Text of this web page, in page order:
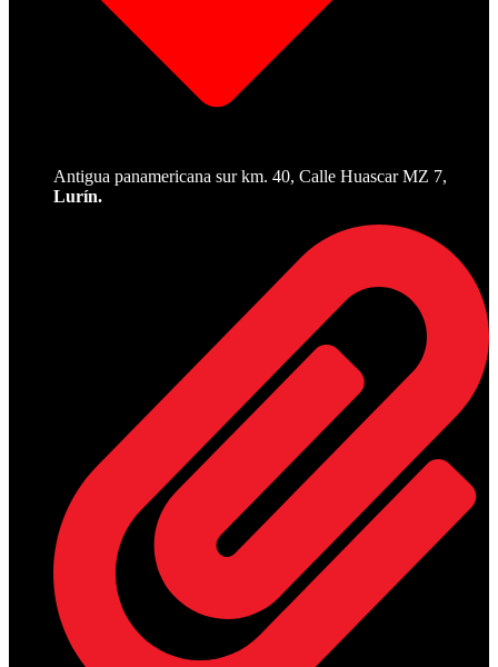
Antigua panamericana sur km. 40, Calle Huascar MZ 7,
Lurín.